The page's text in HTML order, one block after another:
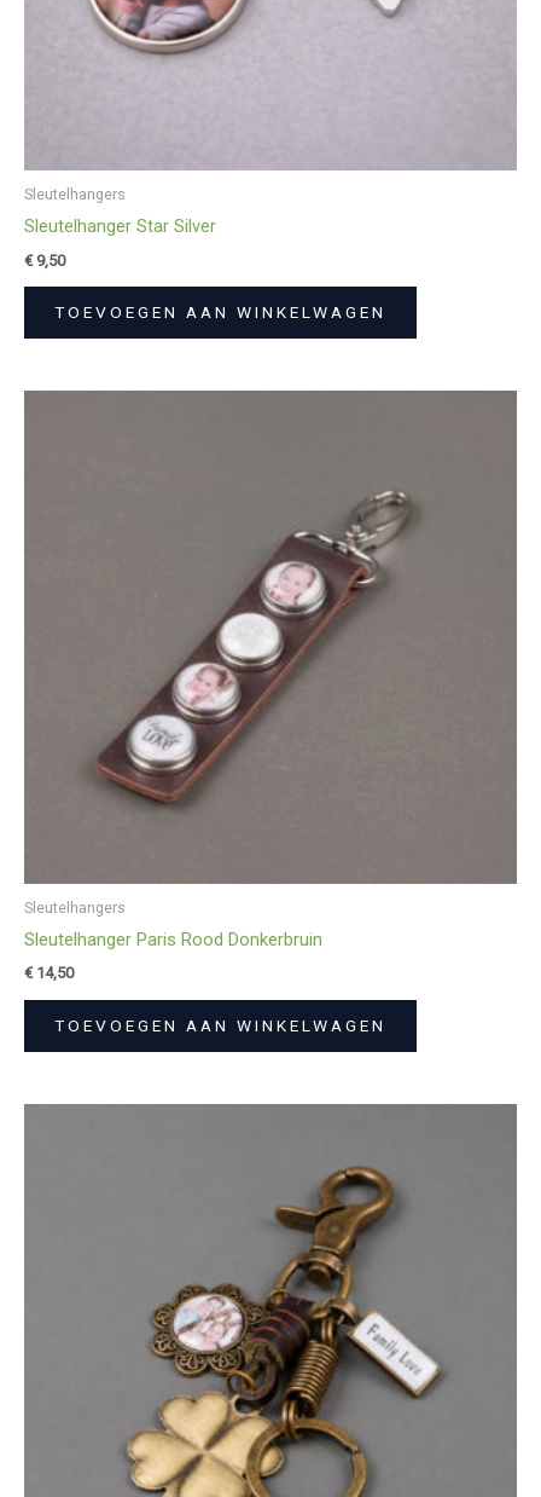
Sleutelhangers
Sleutelhanger Star Silver
€9,50
TOEVOEGEN AAN WINKELWAGEN
Sleutelhangers
Sleutelhanger Paris Rood Donkerbruin
€14,50
TOEVOEGEN AAN WINKELWAGEN